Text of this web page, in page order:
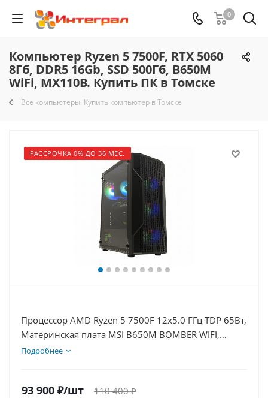
0
Компьютер Ryzen 5 7500F, RTX 5060
8Гб, DDR5 16Gb, SSD 500Гб, B650M
WiFi, MX110B. Купить ПК в Томске
Все компьютеры. Купить компьютер в Томске
РАССРОЧКА 0% ДО 36 МЕС.
Процессор AMD Ryzen 5 7500F 12x5.0 ГГц TDP 65Вт,
Материнская плата MSI B650M BOMBER WIFI,
Видеокарта RTX 5060 8Гб, Память DDR5 16Gb,
Подробнее
93 900 ₽/шт 110 400₽